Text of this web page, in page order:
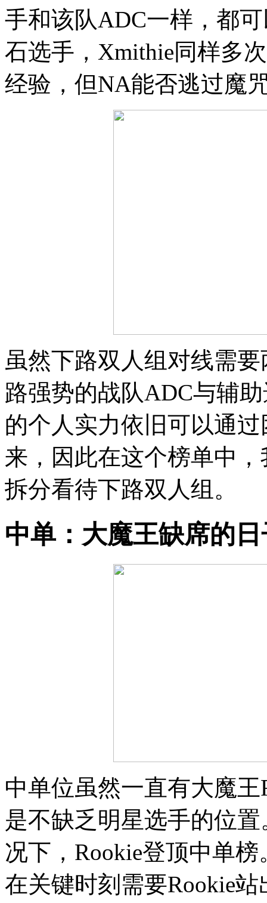
手和该队ADC一样，都
石选手，Xmithie同样多
经验，但NA能否逃过魔
虽然下路双人组对线需
路强势的战队ADC与辅
的个人实力依旧可以通
来，因此在这个榜单中
拆分看待下路双人组。
中单：大魔王缺席的
中单位虽然一直有大魔
是不缺乏明星选手的位
况下，Rookie登顶中单
在关键时刻需要Rookie